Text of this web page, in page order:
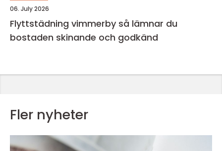
06. July 2026
Flyttstädning vimmerby så lämnar du
bostaden skinande och godkänd
Fler nyheter